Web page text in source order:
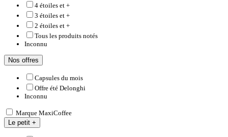
4 étoiles et +
3 étoiles et +
2 étoiles et +
Tous les produits notés
Inconnu
Nos offres
Capsules du mois
Offre été Delonghi
Inconnu
Marque MaxiCoffee
Le petit +